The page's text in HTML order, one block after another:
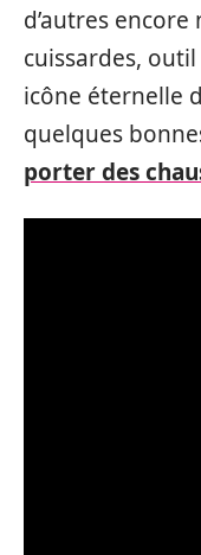
d’autres
cuissardes,
icône éternelle
quelques
porter des